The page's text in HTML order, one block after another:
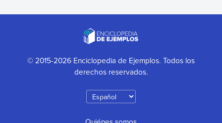
© 2015-2026 Enciclopedia de Ejemplos. Todos los
derechos reservados.